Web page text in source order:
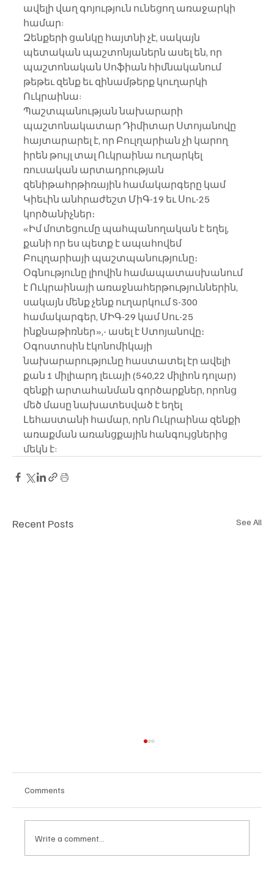
ավելի վաղ գոյություն ունեցող առաջարկի
համար:
Զենքերի ցանկը հայտնի չէ, սակայն
պետական ​​պաշտոնյաներն ասել են, որ
պաշտոնական Սոֆիան հիմնականում
թեթեւ զենք եւ զինամթերք կուղարկի
Ուկրաինա:
Պաշտպանության նախարարի
պաշտոնակատար Դիմիտար Ստոյանովը
հայտարարել է, որ Բուլղարիան չի կարող
իրեն թույլ տալ Ուկրաինա ուղարկել
ռուսական արտադրության
զենիթահրթիռային համակարգերը կամ
Կիեւին անհրաժեշտ ՄիԳ-19 եւ Սու-25
կործանիչներ։
«Իմ մոտեցումը պահպանողական է եղել,
քանի որ ես պետք է ապահովեմ
Բուլղարիայի պաշտպանությունը։
Օգնությունը լիովին համապատասխանում
է Ուկրաինայի առաջնահերթություններին,
սակայն մենք չենք ուղարկում S-300
համակարգեր, ՄԻԳ-29 կամ Սու-25
ինքնաթիռներ»,- ասել է Ստոյանովը։
Օգոստոսին էկոնոմիկայի
նախարարությունը հաստատել էր ավելի
քան 1 միլիարդ լեւայի (540,22 միլիոն դոլար)
զենքի արտահանման գործարքներ, որոնց
մեծ մասը նախատեսված է եղել
Լեհաստանի համար, որն Ուկրաինա զենքի
առաքման առանցքային հանգույցներից
մեկն է:
Recent Posts See All
Comments
Write a comment...